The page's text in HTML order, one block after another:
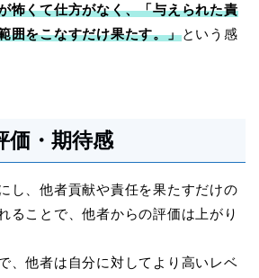
怖くて仕方がなく、「与えられた責
囲をこなすだけ果たす。」という感
価・期待感
し、他者貢献や責任を果たすだけの
ることで、他者からの評価は上がり
、他者は自分に対してより高いレベ